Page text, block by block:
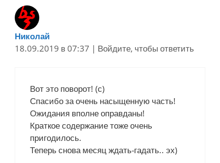
Николай
18.09.2019 в 07:37 | Войдите, чтобы ответить
Вот это поворот! (с)
Спасибо за очень насыщенную часть!
Ожидания вполне оправданы!
Краткое содержание тоже очень
пригодилось.
Теперь снова месяц ждать-гадать.. эх)